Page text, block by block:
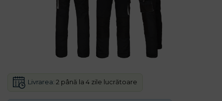
Livrarea: 2 până la 4 zile lucrătoare